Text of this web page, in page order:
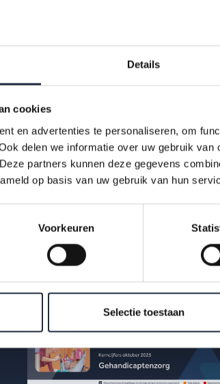
Details
cookies
en advertenties te personaliseren, om
delen we informatie over uw gebruik
partners kunnen deze gegevens
op basis van uw gebruik van hun
Voorkeuren
Selectie toestaan
Downloads
azw-infographic-
prognosemodel-2
022-2032-zo...